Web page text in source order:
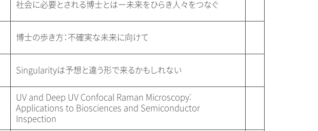
社会に必要とされる博士とはー未来をひらき人々をつなぐ
博士の歩き方：不確実な未来に向けて
Singularityは予想と違う形で来るかもしれない
UV and Deep UV Confocal Raman Microscopy:
Applications to Biosciences and Semiconductor
Inspection